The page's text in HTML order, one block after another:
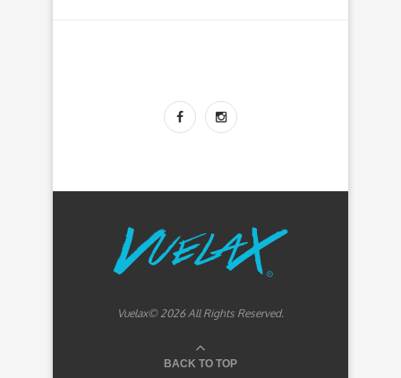
Vuelax© 2026 All Rights Reserved.
BACK TO TOP